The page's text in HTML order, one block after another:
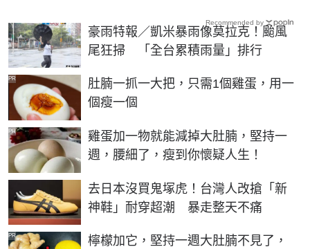
豪雨特報／凱米暴雨像莫拉克！颱風
尾狂掃 「全台累積雨量」排行
肚腩一抓一大把，只需1個雞蛋，用一
個瘦一個
PR
雞蛋加一物就能減掉大肚腩，堅持一
週，腰細了，瘦到你懷疑人生！
PR
去日本沒買鬼塚虎！台灣人改搶「新
神鞋」耐穿超潮 暴走整天不痛
檸檬加它，堅持一週大肚腩不見了，
PR
Recommended by